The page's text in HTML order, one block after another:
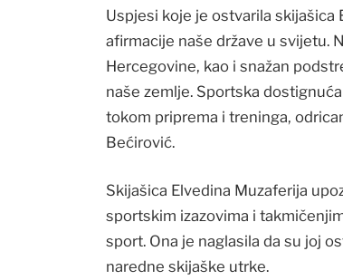
Uspjesi koje je ostvarila skijašica
afirmacije naše države u svijetu.
Hercegovine, kao i snažan
naše zemlje. Sportska
tokom priprema i treninga,
Bećirović.
Skijašica Elvedina Muzaferija
sportskim izazovima i
sport. Ona je naglasila da su joj
naredne skijaške utrke.